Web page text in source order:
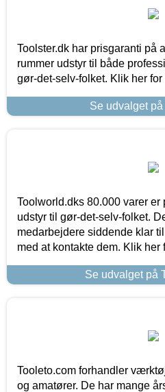
Toolster.dk har prisgaranti på
rummer udstyr til både
gør-det-selv-folket. Klik her
Se udvalget på
Toolworld.dks 80.000 varer
udstyr til gør-det-selv-folket.
medarbejdere siddende klar
med at kontakte dem. Klik her
Se udvalget på
Tooleto.com forhandler
og amatører. De har mange